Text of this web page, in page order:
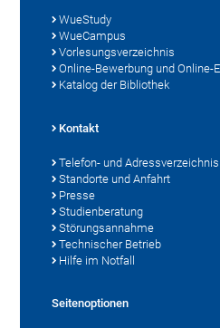
WueStudy
WueCampus
Vorlesungsverzeichnis
Online-Bewerbung und Online-
Katalog der Bibliothek
Kontakt
Telefon- und Adressverzeichnis
Standorte und Anfahrt
Presse
Studienberatung
Störungsannahme
Technischer Betrieb
Hilfe im Notfall
Seitenoptionen